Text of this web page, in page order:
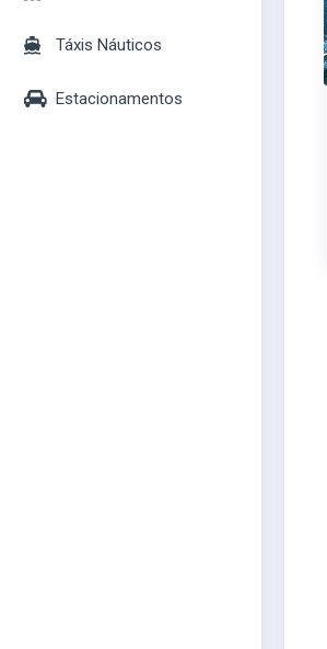
Mercados
Táxis Náuticos
Estacionamentos